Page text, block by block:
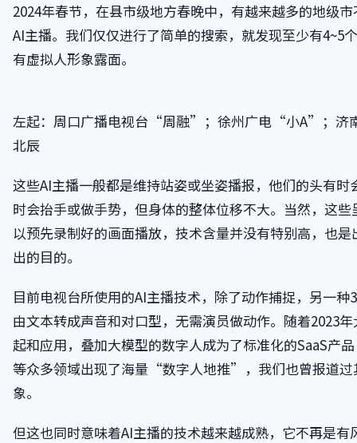
2024年春节，在县市级地方春晚中，有越来越多的地级
AI主播。我们仅仅进行了简单的搜索，就发现至少有4~5
有虚拟人形象露面。
左起：周口广播电视台“周融”；徐州广电“小A”；济
北辰
这些AI主播一般都是维持站姿或坐姿播报，他们的头有时
时会抬手或做手势，但身体的整体位移不大。当然，这
以预先录制好的画面播放，技术含量并没有特别高，也
出的目的。
目前电视台所使用的AI主播技术，除了动作捕捉，另一种
由文本转成声音和对口型，无需演员做动作。随着2023
起和应用，叠加大模型的数字人成为了标准化的SaaS产
等众多领域出现了海量“数字人地推”，我们也曾报道过
象。
但这也同时意味着AI主播的技术越来越成熟，它不再是